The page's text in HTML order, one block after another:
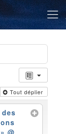
Tout déplier